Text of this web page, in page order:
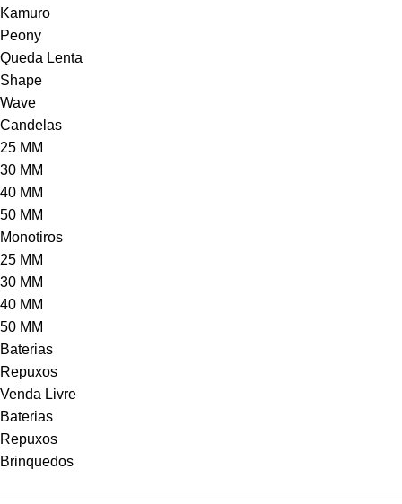
Kamuro
Peony
Queda Lenta
Shape
Wave
Candelas
25 MM
30 MM
40 MM
50 MM
Monotiros
25 MM
30 MM
40 MM
50 MM
Baterias
Repuxos
Venda Livre
Baterias
Repuxos
Brinquedos